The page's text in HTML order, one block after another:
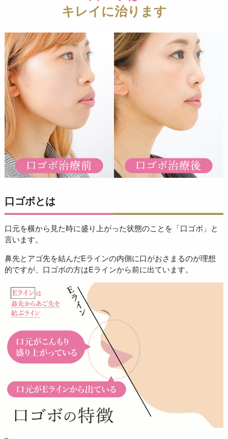
キレイに治ります
口ゴボとは
口元を横から見た時に盛り上がった状態のことを「口ゴボ」と
言います。
鼻先とアゴ先を結んだEラインの内側に口がおさまるのが理想
的ですが、口ゴボの方はEラインから前に出ています。